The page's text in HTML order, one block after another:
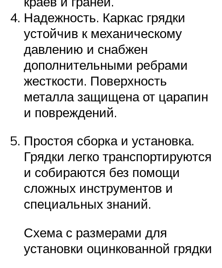
Надежность. Каркас грядки
устойчив к механическому
давлению и снабжен
дополнительными ребрами
жесткости. Поверхность
металла защищена от царапин
и повреждений.
Простоя сборка и установка.
Грядки легко транспортируются
и собираются без помощи
сложных инструментов и
специальных знаний.
Схема с размерами для
установки оцинкованной грядки